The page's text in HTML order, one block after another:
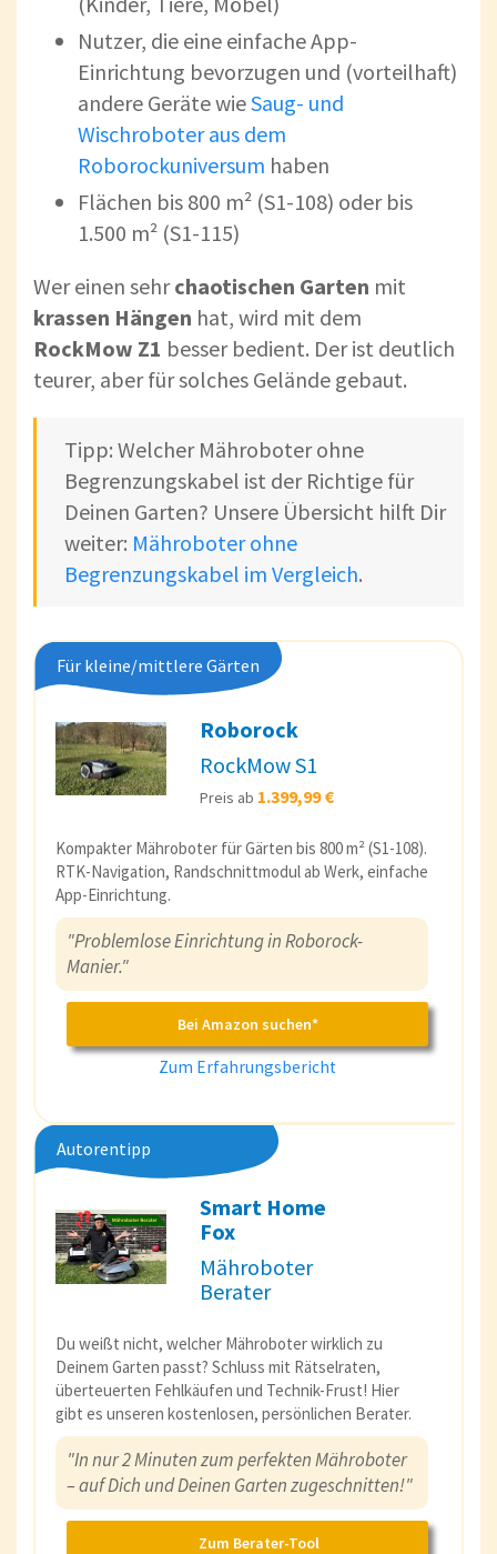
Nutzer, die eine einfache App-
Einrichtung bevorzugen und (vorteilhaft)
andere Geräte wieSaug- und
Wischroboter aus dem
Roborockuniversum haben
Flächen bis 800 m² (S1-108) oder bis
1.500 m² (S1-115)
Wer einen sehrchaotischen Garten mit
krassen Hängen hat, wird mit dem
RockMow Z1 besser bedient. Der ist deutlich
teurer, aber für solches Gelände gebaut.
Tipp: Welcher Mähroboter ohne
Begrenzungskabel ist der Richtige für
Deinen Garten? Unsere Übersicht hilft Dir
weiter: Mähroboter ohne
Begrenzungskabel im Vergleich.
Für kleine/mittlere Gärten
Roborock
RockMow S1
Preis ab 1.399,99 €
Kompakter Mähroboter für Gärten bis 800 m² (S1-108).
RTK-Navigation, Randschnittmodul ab Werk, einfache
App-Einrichtung.
"Problemlose Einrichtung in Roborock-
Manier."
Bei Amazon suchen*
Zum Erfahrungsbericht
Autorentipp
Smart Home
Fox
Mähroboter
Berater
Du weißt nicht, welcher Mähroboter wirklich zu
Deinem Garten passt? Schluss mit Rätselraten,
überteuerten Fehlkäufen und Technik-Frust! Hier
gibt es unseren kostenlosen, persönlichen Berater.
"In nur 2 Minuten zum perfekten Mähroboter
– auf Dich und Deinen Garten zugeschnitten!"
Zum Berater-Tool